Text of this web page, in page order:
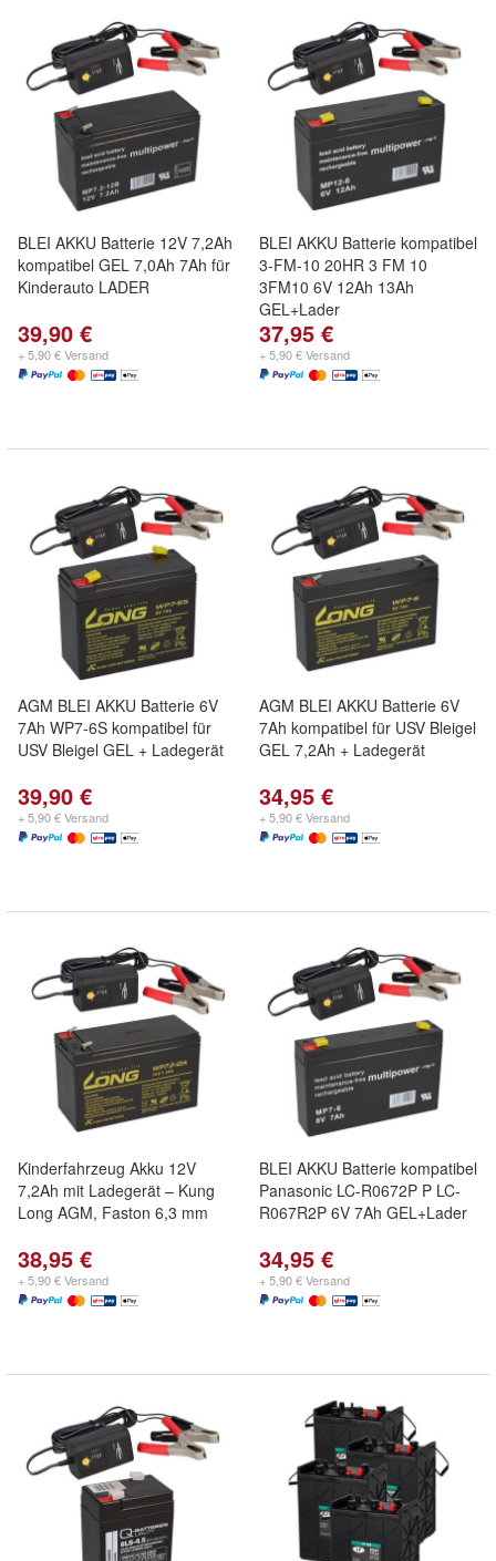
BLEI AKKU Batterie 12V 7,2Ah
kompatibel GEL 7,0Ah 7Ah für
Kinderauto LADER
39,90 €
+ 5,90 € Versand
BLEI AKKU Batterie kompatibel
3-FM-10 20HR 3 FM 10
3FM10 6V 12Ah 13Ah
GEL+Lader
37,95 €
+ 5,90 € Versand
AGM BLEI AKKU Batterie 6V
7Ah WP7-6S kompatibel für
USV Bleigel GEL + Ladegerät
39,90 €
+ 5,90 € Versand
AGM BLEI AKKU Batterie 6V
7Ah kompatibel für USV Bleigel
GEL 7,2Ah + Ladegerät
34,95 €
+ 5,90 € Versand
Kinderfahrzeug Akku 12V
7,2Ah mit Ladegerät – Kung
Long AGM, Faston 6,3 mm
38,95 €
+ 5,90 € Versand
BLEI AKKU Batterie kompatibel
Panasonic LC-R0672P P LC-
R067R2P 6V 7Ah GEL+Lader
34,95 €
+ 5,90 € Versand